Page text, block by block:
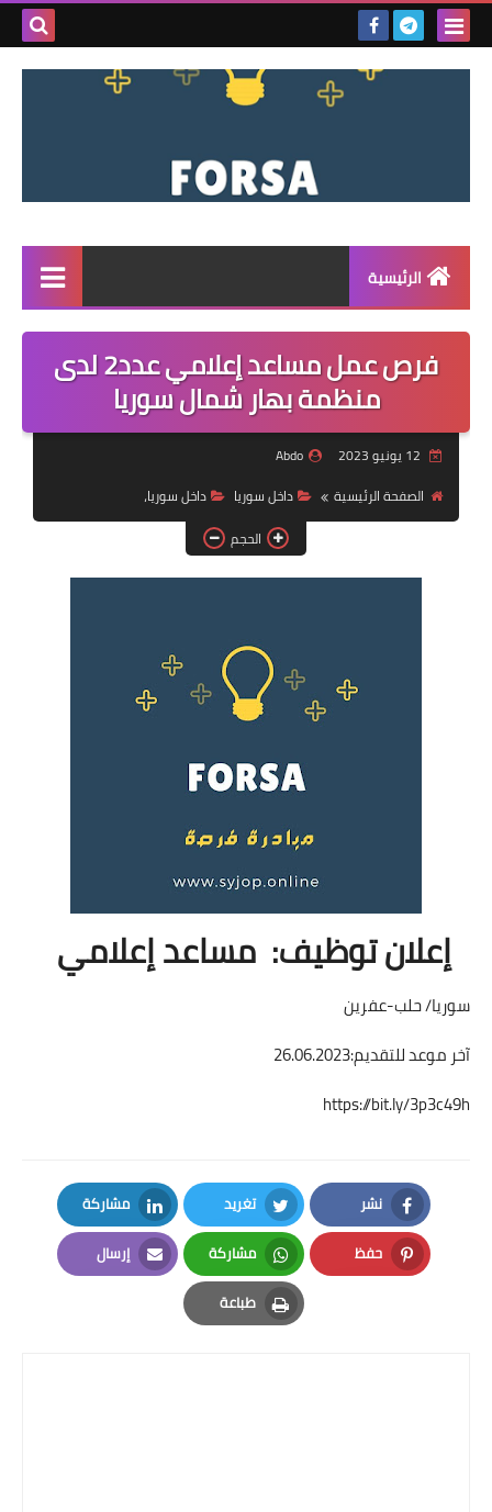
بحث
الرئيسية
القائمة
مناقصات
فرص عمل داخل سوريا
فرص عمل في العراق
فرص عمل في اليمن
دورات تدريبية
فرص عمل مساعد إعلامي عدد2 لدى
منظمة بهار شمال سوريا
Abdo
الصفحة الرئيسية
داخل سوريا
داخل سوريا،
الحجم
إعلان توظيف: مساعد إعلامي
سوريا/ حلب-عفرين
آخر موعد للتقديم:26.06.2023
https://bit.ly/3p3c49h
نشر
Facebook
تغريد
Twitter
مشاركة
LinkedIn
حفظ
Pinterest
مشاركة
Whatsapp
إرسال
Email
طباعة
Print